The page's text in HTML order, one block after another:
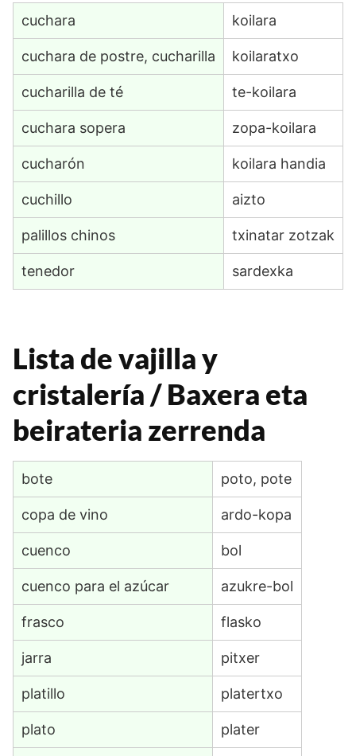
cuchara koilara
cuchara de postre, cucharilla koilaratxo
cucharilla de té te-koilara
cuchara sopera zopa-koilara
cucharón koilara handia
cuchillo aizto
palillos chinos txinatar zotzak
tenedor sardexka
Lista de vajilla y
cristalería / Baxera eta
beirateria zerrenda
bote poto, pote
copa de vino ardo-kopa
cuenco bol
cuenco para el azúcar azukre-bol
frasco flasko
jarra pitxer
platillo platertxo
plato plater